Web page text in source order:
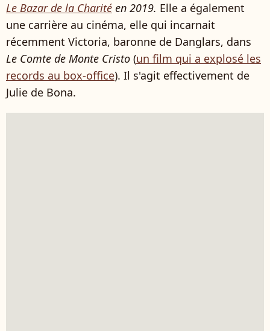
Le Bazar de la Charité en 2019. Elle a également
une carrière au cinéma, elle qui incarnait
récemment Victoria, baronne de Danglars, dans
Le Comte de Monte Cristo (un film qui a explosé les
records au box-office). Il s'agit effectivement de
Julie de Bona.